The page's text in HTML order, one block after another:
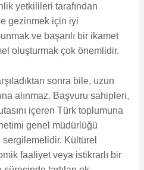
yetkilileri tarafından
gezinmek için iyi
ve başarılı bir ikamet
oluşturmak çok önemlidir.
sonra bile, uzun
alınmaz. Başvuru sahipleri,
içeren Türk toplumuna
genel müdürlüğü
Kültürel
faaliyet veya istikrarlı bir